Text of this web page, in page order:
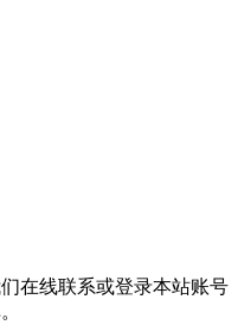
在线联系或登录本站账号